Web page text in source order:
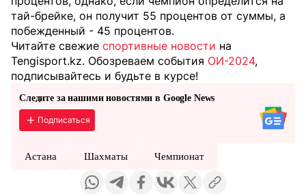
тай-брейке, он получит 55 процентов от суммы, а
побежденный - 45 процентов.
Читайте свежие спортивные новости на
Tengisport.kz. Обозреваем события ОИ-2024,
подписывайтесь и будьте в курсе!
Следите за нашими новостями в Google News
Подписаться
Астана Шахматы Чемпионат